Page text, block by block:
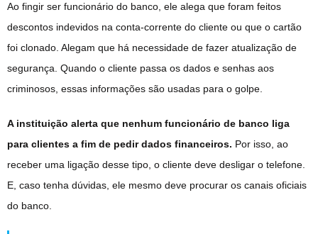
Ao fingir ser funcionário do banco, ele alega que foram feitos
descontos indevidos na conta-corrente do cliente ou que o cartão
foi clonado. Alegam que há necessidade de fazer atualização de
segurança. Quando o cliente passa os dados e senhas aos
criminosos, essas informações são usadas para o golpe.
A instituição alerta que nenhum funcionário de banco liga
para clientes a fim de pedir dados financeiros. Por isso, ao
receber uma ligação desse tipo, o cliente deve desligar o telefone.
E, caso tenha dúvidas, ele mesmo deve procurar os canais oficiais
do banco.